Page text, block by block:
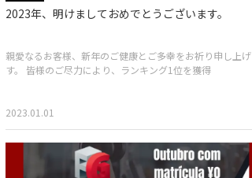
2023年、明けましておめでとうございます。
親愛なるお客様、新年のご健康とご多幸をお祈り申し上げ
す。 皆様のご尽力により、ランキング1位を獲得
2023.01.01